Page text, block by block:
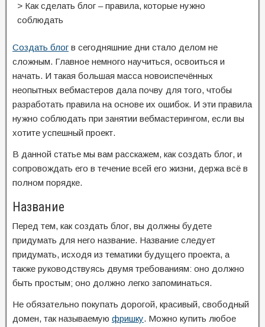
> Как сделать блог – правила, которые нужно
соблюдать
Создать блог в сегодняшние дни стало делом не
сложным. Главное немного научиться, освоиться и
начать. И такая большая масса новоиспечённых
неопытных вебмастеров дала почву для того, чтобы
разработать правила на основе их ошибок. И эти правила
нужно соблюдать при занятии вебмастерингом, если вы
хотите успешный проект.
В данной статье мы вам расскажем, как создать блог, и
сопровождать его в течение всей его жизни, держа всё в
полном порядке.
Название
Перед тем, как создать блог, вы должны будете
придумать для него название. Название следует
придумать, исходя из тематики будущего проекта, а
также руководствуясь двумя требованиям: оно должно
быть простым; оно должно легко запоминаться.
Не обязательно покупать дорогой, красивый, свободный
домен, так называемую фришку. Можно купить любое